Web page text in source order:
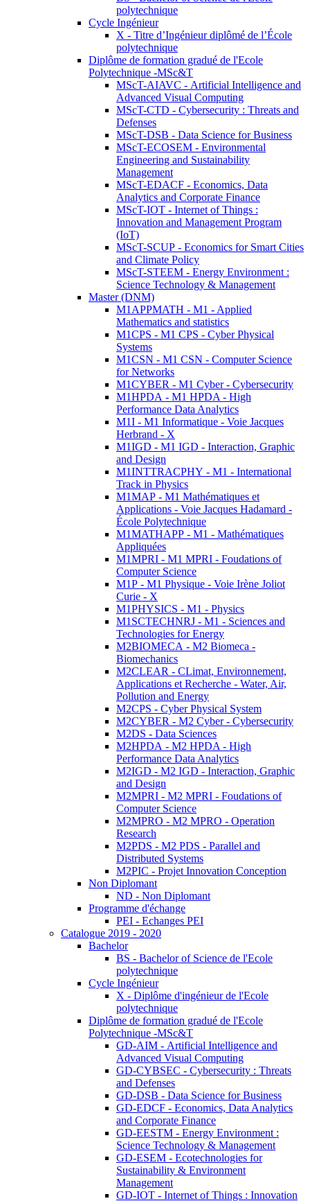
polytechnique
Cycle Ingénieur
X - Titre d’Ingénieur diplômé de l’École
polytechnique
Diplôme de formation gradué de l'Ecole
Polytechnique -MSc&T
MScT-AIAVC - Artificial Intelligence and
Advanced Visual Computing
MScT-CTD - Cybersecurity : Threats and
Defenses
MScT-DSB - Data Science for Business
MScT-ECOSEM - Environmental
Engineering and Sustainability
Management
MScT-EDACF - Economics, Data
Analytics and Corporate Finance
MScT-IOT - Internet of Things :
Innovation and Management Program
(IoT)
MScT-SCUP - Economics for Smart Cities
and Climate Policy
MScT-STEEM - Energy Environment :
Science Technology & Management
Master (DNM)
M1APPMATH - M1 - Applied
Mathematics and statistics
M1CPS - M1 CPS - Cyber Physical
Systems
M1CSN - M1 CSN - Computer Science
for Networks
M1CYBER - M1 Cyber - Cybersecurity
M1HPDA - M1 HPDA - High
Performance Data Analytics
M1I - M1 Informatique - Voie Jacques
Herbrand - X
M1IGD - M1 IGD - Interaction, Graphic
and Design
M1INTTRACPHY - M1 - International
Track in Physics
M1MAP - M1 Mathématiques et
Applications - Voie Jacques Hadamard -
École Polytechnique
M1MATHAPP - M1 - Mathématiques
Appliquées
M1MPRI - M1 MPRI - Foudations of
Computer Science
M1P - M1 Physique - Voie Irène Joliot
Curie - X
M1PHYSICS - M1 - Physics
M1SCTECHNRJ - M1 - Sciences and
Technologies for Energy
M2BIOMECA - M2 Biomeca -
Biomechanics
M2CLEAR - CLimat, Environnement,
Applications et Recherche - Water, Air,
Pollution and Energy
M2CPS - Cyber Physical System
M2CYBER - M2 Cyber - Cybersecurity
M2DS - Data Sciences
M2HPDA - M2 HPDA - High
Performance Data Analytics
M2IGD - M2 IGD - Interaction, Graphic
and Design
M2MPRI - M2 MPRI - Foudations of
Computer Science
M2MPRO - M2 MPRO - Operation
Research
M2PDS - M2 PDS - Parallel and
Distributed Systems
M2PIC - Projet Innovation Conception
Non Diplomant
ND - Non Diplomant
Programme d'échange
PEI - Echanges PEI
Catalogue 2019 - 2020
Bachelor
BS - Bachelor of Science de l'Ecole
polytechnique
Cycle Ingénieur
X - Diplôme d'ingénieur de l'Ecole
polytechnique
Diplôme de formation gradué de l'Ecole
Polytechnique -MSc&T
GD-AIM - Artificial Intelligence and
Advanced Visual Computing
GD-CYBSEC - Cybersecurity : Threats
and Defenses
GD-DSB - Data Science for Business
GD-EDCF - Economics, Data Analytics
and Corporate Finance
GD-EESTM - Energy Environment :
Science Technology & Management
GD-ESEM - Ecotechnologies for
Sustainability & Environment
Management
GD-IOT - Internet of Things : Innovation